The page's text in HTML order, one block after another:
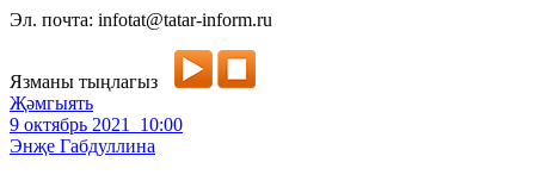
Эл. почта: infotat@tatar-inform.ru
Язманы тыңлагыз
Җәмгыять
9 октябрь 2021 10:00
Энҗе Габдуллина